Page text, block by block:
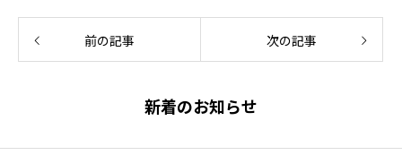
前の記事 次の記事
新着のお知らせ